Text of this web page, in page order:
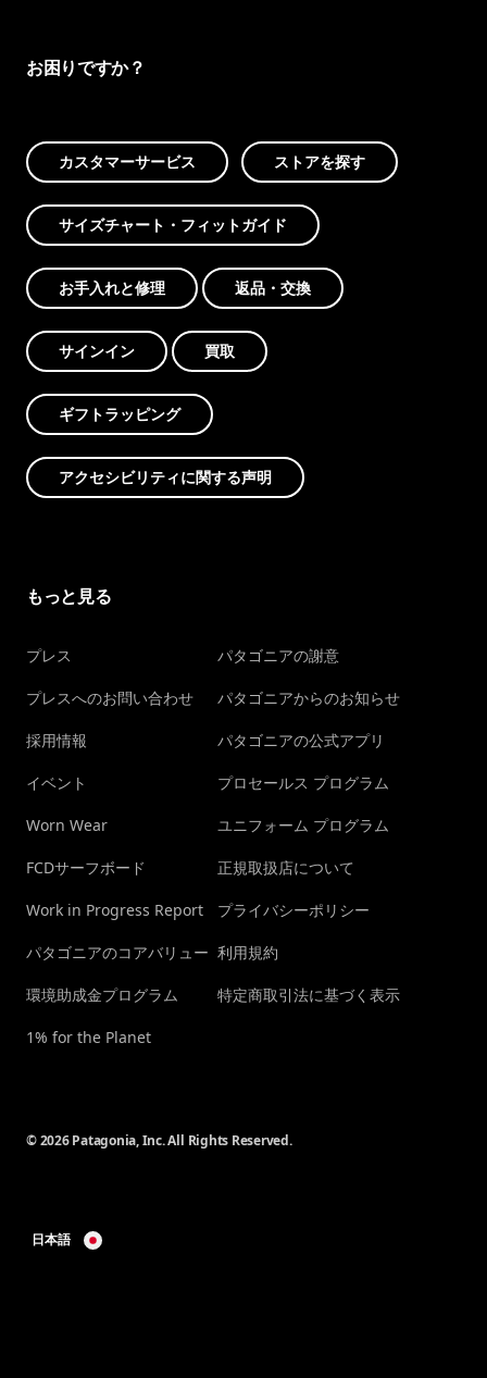
お困りですか？
カスタマーサービス ストアを探す
サイズチャート・フィットガイド
お手入れと修理 返品・交換
サインイン 買取
ギフトラッピング
アクセシビリティに関する声明
もっと見る
プレス
プレスへのお問い合わせ
採用情報
イベント
Worn Wear
FCDサーフボード
Work in Progress Report
パタゴニアのコアバリュー
環境助成金プログラム
1% for the Planet
パタゴニアの謝意
パタゴニアからのお知らせ
パタゴニアの公式アプリ
プロセールス プログラム
ユニフォーム プログラム
正規取扱店について
プライバシーポリシー
利用規約
特定商取引法に基づく表示
© 2026 Patagonia, Inc. All Rights Reserved.
日本語